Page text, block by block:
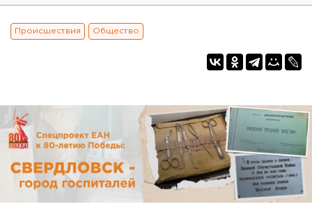
Происшествия Общество